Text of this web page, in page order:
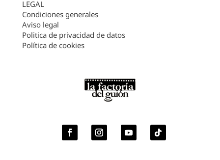
LEGAL
Condiciones generales
Aviso legal
Politica de privacidad de datos
Política de cookies